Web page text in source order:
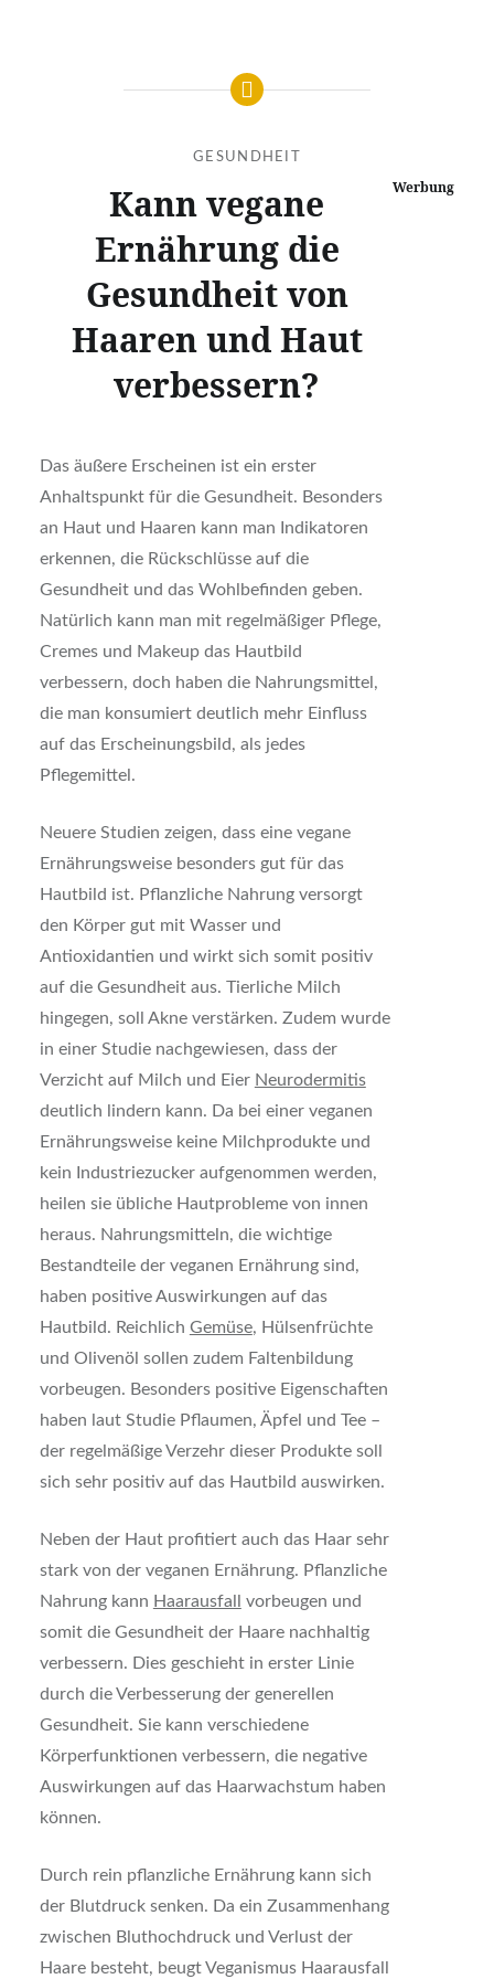
GESUNDHEIT
Kann vegane
Ernährung die
Gesundheit von
Haaren und Haut
verbessern?
Werbung
Das äußere Erscheinen ist ein erster
Anhaltspunkt für die Gesundheit. Besonders
an Haut und Haaren kann man Indikatoren
erkennen, die Rückschlüsse auf die
Gesundheit und das Wohlbefinden geben.
Natürlich kann man mit regelmäßiger Pflege,
Cremes und Makeup das Hautbild
verbessern, doch haben die Nahrungsmittel,
die man konsumiert deutlich mehr Einfluss
auf das Erscheinungsbild, als jedes
Pflegemittel.
Neuere Studien zeigen, dass eine vegane
Ernährungsweise besonders gut für das
Hautbild ist. Pflanzliche Nahrung versorgt
den Körper gut mit Wasser und
Antioxidantien und wirkt sich somit positiv
auf die Gesundheit aus. Tierliche Milch
hingegen, soll Akne verstärken. Zudem wurde
in einer Studie nachgewiesen, dass der
Verzicht auf Milch und Eier Neurodermitis
deutlich lindern kann. Da bei einer veganen
Ernährungsweise keine Milchprodukte und
kein Industriezucker aufgenommen werden,
heilen sie übliche Hautprobleme von innen
heraus. Nahrungsmitteln, die wichtige
Bestandteile der veganen Ernährung sind,
haben positive Auswirkungen auf das
Hautbild. Reichlich Gemüse, Hülsenfrüchte
und Olivenöl sollen zudem Faltenbildung
vorbeugen. Besonders positive Eigenschaften
haben laut Studie Pflaumen, Äpfel und Tee –
der regelmäßige Verzehr dieser Produkte soll
sich sehr positiv auf das Hautbild auswirken.
Neben der Haut profitiert auch das Haar sehr
stark von der veganen Ernährung. Pflanzliche
Nahrung kann Haarausfall
vorbeugen und
somit die Gesundheit der Haare nachhaltig
verbessern. Dies geschieht in erster Linie
durch die Verbesserung der generellen
Gesundheit. Sie kann verschiedene
Körperfunktionen verbessern, die negative
Auswirkungen auf das Haarwachstum haben
können.
Durch rein pflanzliche Ernährung kann sich
der Blutdruck senken. Da ein Zusammenhang
zwischen Bluthochdruck und Verlust der
Haare besteht, beugt Veganismus Haarausfall